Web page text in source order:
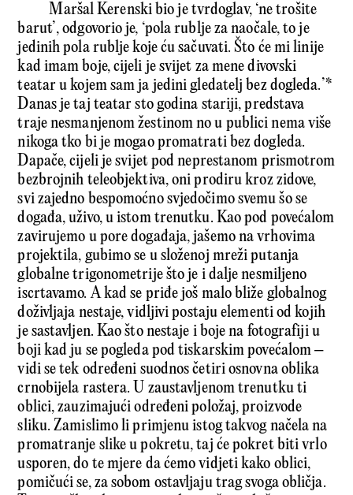
Maršal Kerenski bio je tvrdoglav, ‘ne trošite
barut’, odgovorio je, ‘pola rublje za naočale, to je
jedinih pola rublje koje ću sačuvati. Što će mi linije
kad imam boje, cijeli je svijet za mene divovski
teatar u kojem sam ja jedini gledatelj bez dogleda.’*
Danas je taj teatar sto godina stariji, predstava
traje nesmanjenom žestinom no u publici nema više
nikoga tko bi je mogao promatrati bez dogleda.
Dapače, cijeli je svijet pod neprestanom prismotrom
bezbrojnih teleobjektiva, oni prodiru kroz zidove,
svi zajedno bespomoćno svjedočimo svemu šo se
događa, uživo, u istom trenutku. Kao pod povećalom
zavirujemo u pore događaja, jašemo na vrhovima
projektila, gubimo se u složenoj mreži putanja
globalne trigonometrije što je i dalje nesmiljeno
iscrtavamo. A kad se priđe još malo bliže globalnog
doživljaja nestaje, vidljivi postaju elementi od kojih
je sastavljen. Kao što nestaje i boje na fotografiji u
boji kad ju se pogleda pod tiskarskim povećalom –
vidi se tek određeni suodnos četiri osnovna oblika
crnobijela rastera. U zaustavljenom trenutku ti
oblici, zauzimajući određeni položaj, proizvode
sliku. Zamislimo li primjenu istog takvog načela na
promatranje slike u pokretu, taj će pokret biti vrlo
usporen, do te mjere da ćemo vidjeti kako oblici,
pomičući se, za sobom ostavljaju trag svoga obličja.